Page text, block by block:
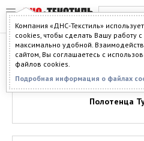
Компания «ДНС-Текстиль»
cookies, чтобы сделать Вашу работу с
максимально удобной.
сайтом, Вы соглашаетесь с
файлов cookies.
Подробная информация о файлах
ПОЛОТЕНЦА
Главная >Каталог>Полотенца>
Полотенца